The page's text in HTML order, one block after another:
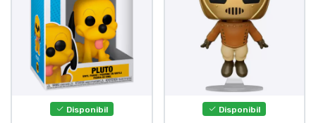
Disponibil Disponibil